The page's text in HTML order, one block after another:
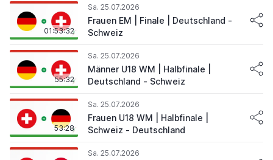
01:53:32
Sa. 25.07.2026
Frauen EM | Finale | Deutschland -
Schweiz
55:32
Sa. 25.07.2026
Männer U18 WM | Halbfinale |
Deutschland - Schweiz
53:28
Sa. 25.07.2026
Frauen U18 WM | Halbfinale |
Schweiz - Deutschland
Sa. 25.07.2026